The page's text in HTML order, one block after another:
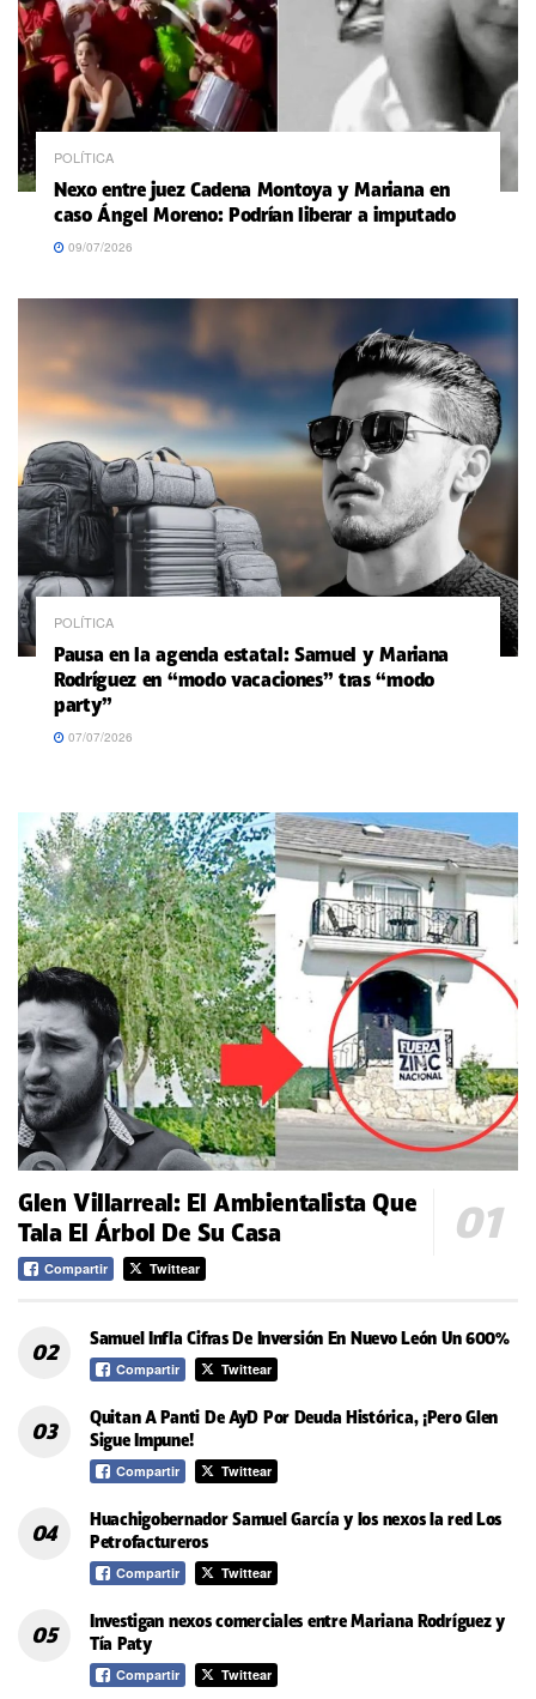
POLÍTICA
Nexo entre juez Cadena Montoya y Mariana en
caso Ángel Moreno: Podrían liberar a imputado
09/07/2026
POLÍTICA
Pausa en la agenda estatal: Samuel y Mariana
Rodríguez en “modo vacaciones” tras “modo
party”
07/07/2026
Glen Villarreal: El Ambientalista Que
Tala El Árbol De Su Casa
Compartir Twittear
Samuel Infla Cifras De Inversión En Nuevo León Un 600%
Compartir Twittear
Quitan A Panti De AyD Por Deuda Histórica, ¡Pero Glen
Sigue Impune!
Compartir Twittear
Huachigobernador Samuel García y los nexos la red Los
Petrofactureros
Compartir Twittear
Investigan nexos comerciales entre Mariana Rodríguez y
Tía Paty
Compartir Twittear